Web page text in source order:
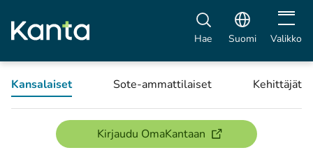
Hae Suomi Avaa
Valikko
Kansalaiset Sote-ammattilaiset Kehittäjät
Kirjaudu OmaKantaan(avautuu uuteen